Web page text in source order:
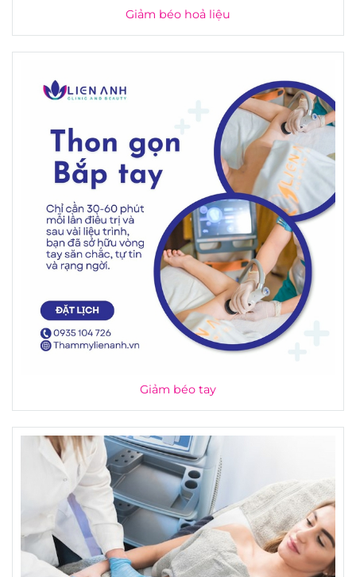
Giảm béo hoả liệu
Giảm béo tay